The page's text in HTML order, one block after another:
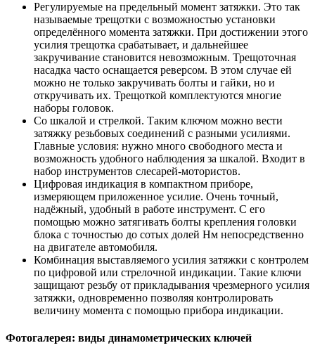
Регулируемые на предельный момент затяжки. Это так
называемые трещотки с возможностью установки
определённого момента затяжки. При достижении этого
усилия трещотка срабатывает, и дальнейшее
закручивание становится невозможным. Трещоточная
насадка часто оснащается реверсом. В этом случае ей
можно не только закручивать болты и гайки, но и
откручивать их. Трещоткой комплектуются многие
наборы головок.
Со шкалой и стрелкой. Таким ключом можно вести
затяжку резьбовых соединений с разными усилиями.
Главные условия: нужно много свободного места и
возможность удобного наблюдения за шкалой. Входит в
набор инструментов слесарей-мотористов.
Цифровая индикация в компактном приборе,
измеряющем приложенное усилие. Очень точный,
надёжный, удобный в работе инструмент. С его
помощью можно затягивать болты крепления головки
блока с точностью до сотых долей Нм непосредственно
на двигателе автомобиля.
Комбинация выставляемого усилия затяжки с контролем
по цифровой или стрелочной индикации. Такие ключи
защищают резьбу от прикладывания чрезмерного усилия
затяжки, одновременно позволяя контролировать
величину момента с помощью прибора индикации.
Фотогалерея: виды динамометрических ключей